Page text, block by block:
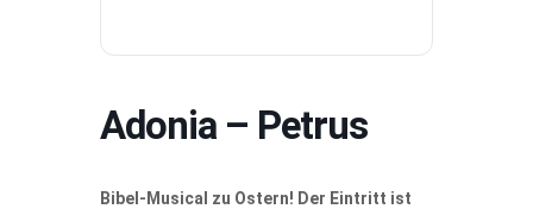
Adonia – Petrus
Bibel-Musical zu Ostern! Der Eintritt ist